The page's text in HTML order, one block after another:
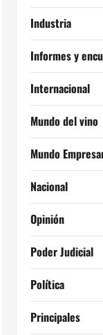
Industria
Informes y
Internacional
Mundo del vino
Mundo
Nacional
Opinión
Poder Judicial
Política
Principales